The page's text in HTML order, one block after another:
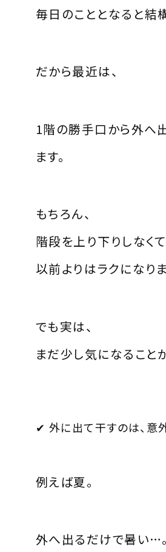
毎日のこととなると結
だから最近は、
1階の勝手口から外へ
ます。
もちろん、
階段を上り下りしなく
以前よりはラクになりま
でも実は、
まだ少し気になること
✔ 外に出て干すのは、意
例えば夏。
外へ出るだけで暑い…。